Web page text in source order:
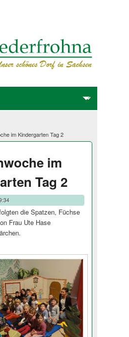
im Kindergarten Tag 2
im
Tag 2
die Spatzen, Füchse
Frau Ute Hase